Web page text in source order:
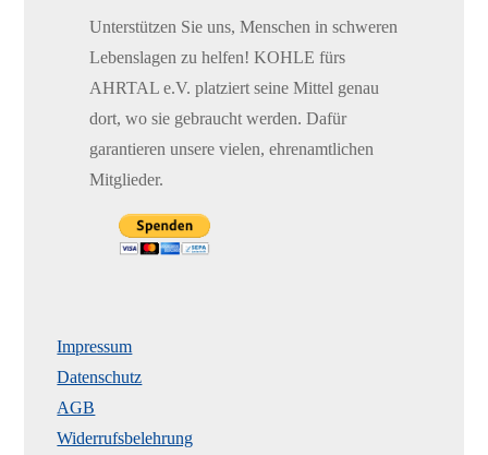
Unterstützen Sie uns, Menschen in schweren
Lebenslagen zu helfen! KOHLE fürs
AHRTAL e.V. platziert seine Mittel genau
dort, wo sie gebraucht werden. Dafür
garantieren unsere vielen, ehrenamtlichen
Mitglieder.
Impressum
Datenschutz
AGB
Widerrufsbelehrung